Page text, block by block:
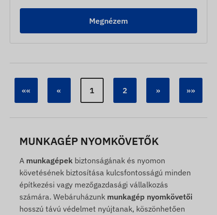
Megnézem
«« « 1 2 » »»
MUNKAGÉP NYOMKÖVETŐK
A munkagépek biztonságának és nyomon
követésének biztosítása kulcsfontosságú minden
építkezési vagy mezőgazdasági vállalkozás
számára. Webáruházunk munkagép nyomkövetői
hosszú távú védelmet nyújtanak, köszönhetően